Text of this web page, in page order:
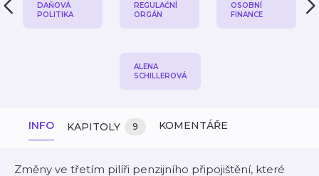
DAŇOVÁ
POLITIKA
REGULAČNÍ
ORGÁN
OSOBNÍ
FINANCE
ALENA
SCHILLEROVÁ
INFO KAPITOLY 9 KOMENTÁŘE
Změny ve třetím pilíři penzijního připojištění, které